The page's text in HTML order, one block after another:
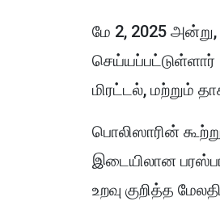
மே 2, 2025
செய்யப்பட்டுள்ளார்
மிரட்டல், மற்றும்
பொலிஸாரின்
இடையிலான
உறவு குறித்த